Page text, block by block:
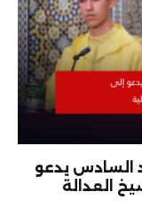
محمد السادس يدعو
العدالة